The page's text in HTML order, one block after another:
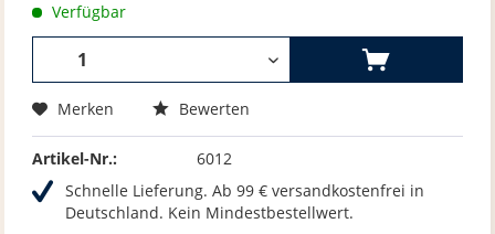
Verfügbar
Merken Bewerten
Artikel-Nr.:
6012
Schnelle Lieferung. Ab 99 € versandkostenfrei in
Deutschland. Kein Mindestbestellwert.